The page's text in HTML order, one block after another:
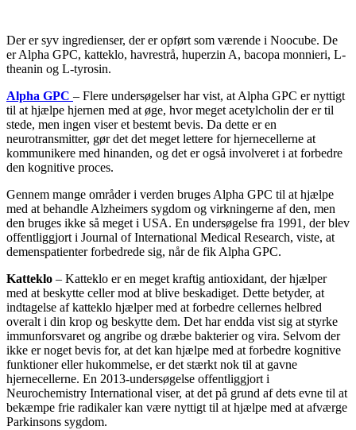
Der er syv ingredienser, der er opført som værende i Noocube. De
er Alpha GPC, katteklo, havrestrå, huperzin A, bacopa monnieri, L-
theanin og L-tyrosin.
Alpha GPC – Flere undersøgelser har vist, at Alpha GPC er nyttigt
til at hjælpe hjernen med at øge, hvor meget acetylcholin der er til
stede, men ingen viser et bestemt bevis. Da dette er en
neurotransmitter, gør det det meget lettere for hjernecellerne at
kommunikere med hinanden, og det er også involveret i at forbedre
den kognitive proces.
Gennem mange områder i verden bruges Alpha GPC til at hjælpe
med at behandle Alzheimers sygdom og virkningerne af den, men
den bruges ikke så meget i USA. En undersøgelse fra 1991, der blev
offentliggjort i Journal of International Medical Research, viste, at
demenspatienter forbedrede sig, når de fik Alpha GPC.
Katteklo – Katteklo er en meget kraftig antioxidant, der hjælper
med at beskytte celler mod at blive beskadiget. Dette betyder, at
indtagelse af katteklo hjælper med at forbedre cellernes helbred
overalt i din krop og beskytte dem. Det har endda vist sig at styrke
immunforsvaret og angribe og dræbe bakterier og vira. Selvom der
ikke er noget bevis for, at det kan hjælpe med at forbedre kognitive
funktioner eller hukommelse, er det stærkt nok til at gavne
hjernecellerne. En 2013-undersøgelse offentliggjort i
Neurochemistry International viser, at det på grund af dets evne til at
bekæmpe frie radikaler kan være nyttigt til at hjælpe med at afværge
Parkinsons sygdom.